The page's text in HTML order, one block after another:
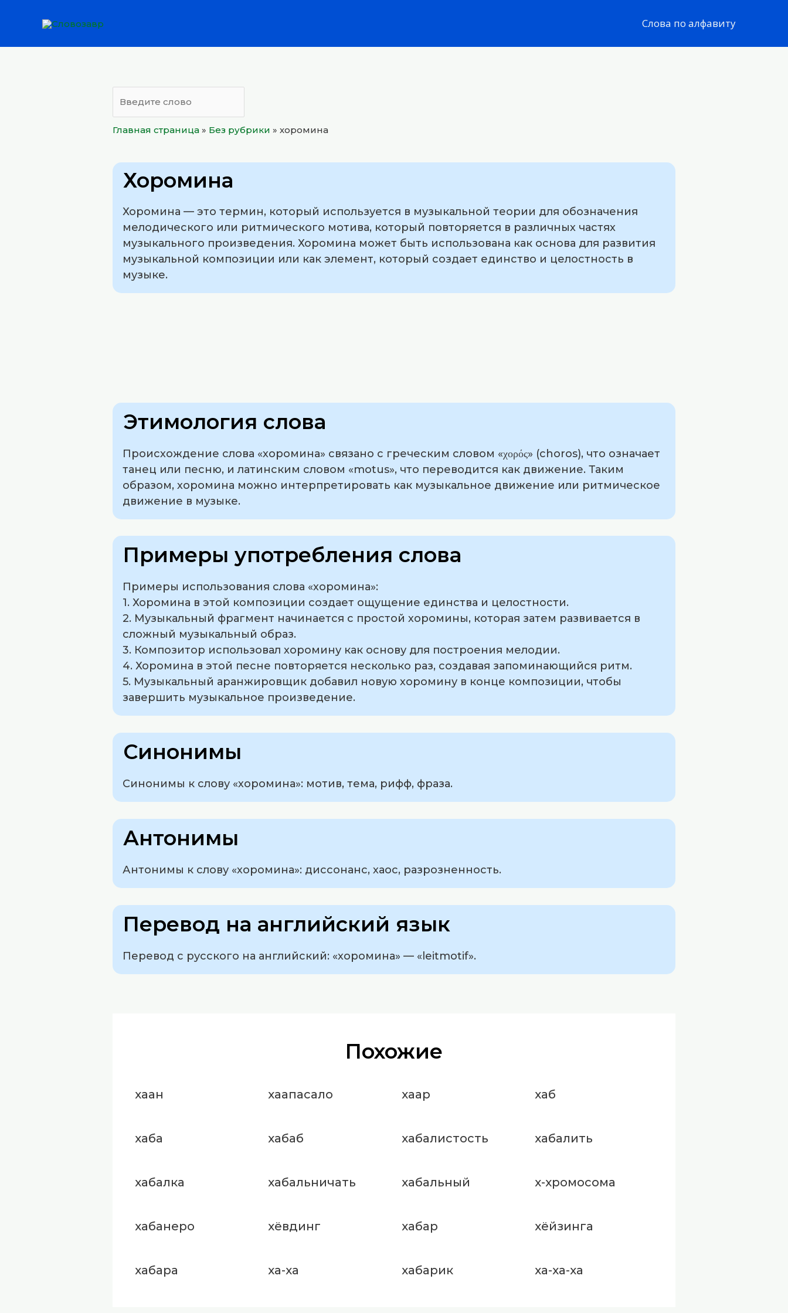
Слова по алфавиту
Главная страница » Без рубрики » хоромина
Хоромина
Хоромина — это термин, который используется в музыкальной теории для обозначения
мелодического или ритмического мотива, который повторяется в различных частях
музыкального произведения. Хоромина может быть использована как основа для развития
музыкальной композиции или как элемент, который создает единство и целостность в
музыке.
Этимология слова
Происхождение слова «хоромина» связано с греческим словом «χορός» (choros), что означает
танец или песню, и латинским словом «motus», что переводится как движение. Таким
образом, хоромина можно интерпретировать как музыкальное движение или ритмическое
движение в музыке.
Примеры употребления слова
Примеры использования слова «хоромина»:
1. Хоромина в этой композиции создает ощущение единства и целостности.
2. Музыкальный фрагмент начинается с простой хоромины, которая затем развивается в
сложный музыкальный образ.
3. Композитор использовал хоромину как основу для построения мелодии.
4. Хоромина в этой песне повторяется несколько раз, создавая запоминающийся ритм.
5. Музыкальный аранжировщик добавил новую хоромину в конце композиции, чтобы
завершить музыкальное произведение.
Синонимы
Синонимы к слову «хоромина»: мотив, тема, рифф, фраза.
Антонимы
Антонимы к слову «хоромина»: диссонанс, хаос, разрозненность.
Перевод на английский язык
Перевод с русского на английский: «хоромина» — «leitmotif».
Похожие
хаан хаапасало хаар хаб
хаба хабаб хабалистость хабалить
хабалка хабальничать хабальный х-хромосома
хабанеро хёвдинг хабар хёйзинга
хабара ха-ха хабарик ха-ха-ха